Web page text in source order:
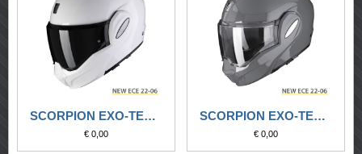
SCORPION EXO-TECH EVO SOLID BIANCO
€ 0,00
SCORPION EXO-TECH EVO SOLID GRIGIO CEMENTO
€ 0,00